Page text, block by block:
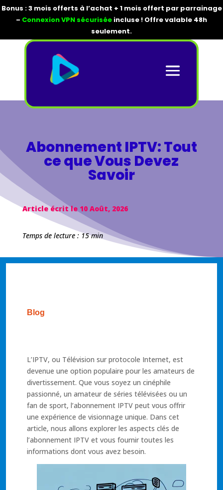
Bonus : 3 mois offerts à l’achat + 1 mois offert par parrainage
– Connexion VPN sécurisée incluse ! Offre valable 48h
seulement.
Abonnement IPTV: Tout
ce que Vous Devez
Savoir
Article écrit le 10 Août, 2026
Temps de lecture : 15 min
Blog
L’IPTV, ou Télévision sur protocole Internet, est
devenue une option populaire pour les amateurs de
divertissement. Que vous soyez un cinéphile
passionné, un amateur de séries télévisées ou un
fan de sport, l’abonnement IPTV peut vous offrir
une expérience de visionnage unique. Dans cet
article, nous allons explorer les aspects clés de
l’abonnement IPTV et vous fournir toutes les
informations dont vous avez besoin.